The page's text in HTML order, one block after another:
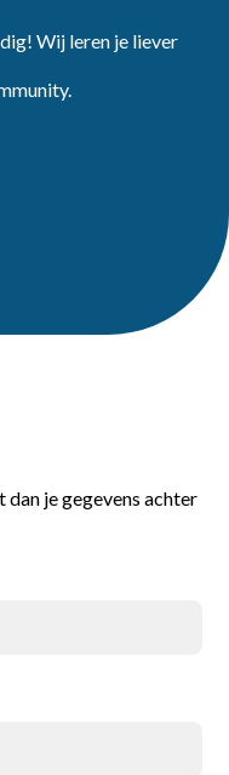
Wij leren je liever
je gegevens achter